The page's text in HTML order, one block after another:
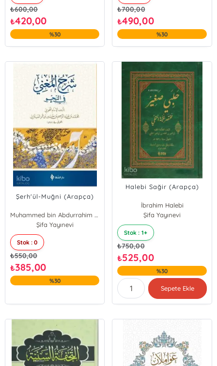
₺600,00
₺420,00
%30
₺700,00
₺490,00
%30
Şerh'ül-Muğni (Arapça)
Muhammed bin Abdurrahim el-Meylani
Şifa Yayınevi
Stok : 0
₺550,00
₺385,00
%30
Halebi Sağir (Arapça)
İbrahim Halebi
Şifa Yayınevi
Stok : 1+
₺750,00
₺525,00
%30
Sepete Ekle